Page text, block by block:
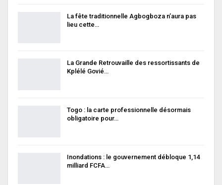
La fête traditionnelle Agbogboza n’aura pas
lieu cette…
La Grande Retrouvaille des ressortissants de
Kplélé Govié…
Togo : la carte professionnelle désormais
obligatoire pour…
Inondations : le gouvernement débloque 1,14
milliard FCFA…